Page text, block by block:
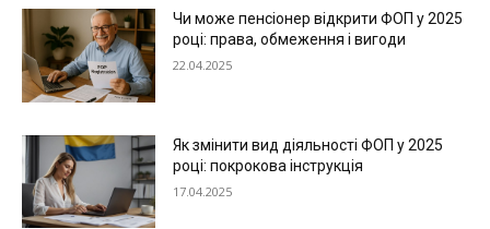
Чи може пенсіонер відкрити ФОП у 2025
році: права, обмеження і вигоди
22.04.2025
Як змінити вид діяльності ФОП у 2025
році: покрокова інструкція
17.04.2025